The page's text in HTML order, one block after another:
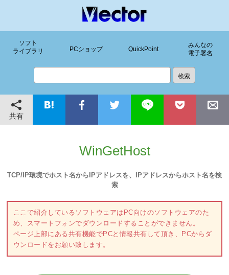
ソフト
ライブラリ
PCショップ QuickPoint
みんなの
電子署名
共有
WinGetHost
TCP/IP環境でホスト名からIPアドレスを、IPアドレスからホスト名を検
索
ここで紹介しているソフトウェアはPC向けのソフトウェアのた
め、スマートフォンでダウンロードすることができません。
ページ上部にある共有機能でPCと情報共有して頂き、PCからダ
ウンロードをお願い致します。